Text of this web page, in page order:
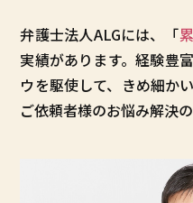
弁護士法人ALGには、「
実績があります。経験豊
ウを駆使して、きめ細か
ご依頼者様のお悩み解決